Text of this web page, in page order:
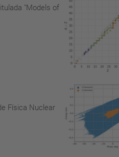
"Models of
Física Nuclear